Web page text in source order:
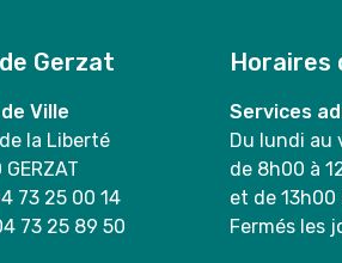
Gerzat
Ville
la Liberté
73 25 00 14
73 25 89 50
Horaires
Services
Du lundi au
de 8h00 à
et de 13h00
Fermés les